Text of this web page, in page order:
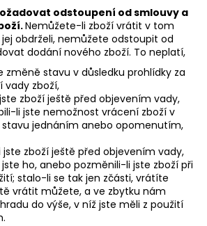
odstoupení od smlouvy a
Nemůžete-li zboží vrátit v tom
obdrželi, nemůžete odstoupit od
dodání nového zboží. To neplatí,
změně stavu v důsledku prohlídky za
vady zboží,
zboží ještě před objevením vady,
li jste nemožnost vrácení zboží v
jednáním anebo opomenutím,
jste zboží ještě před objevením vady,
ho, anebo pozměnili-li jste zboží při
stalo-li se tak jen zčásti, vrátíte
vrátit můžete, a ve zbytku nám
do výše, v níž jste měli z použití